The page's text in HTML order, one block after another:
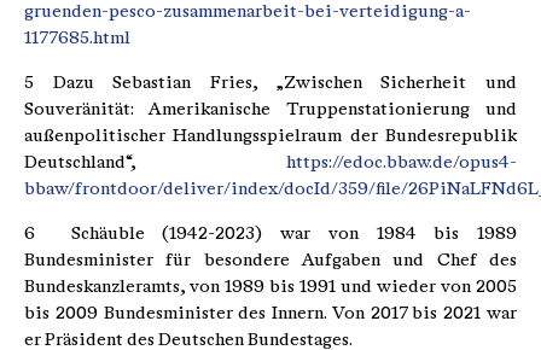
gruenden-pesco-zusammenarbeit-bei-verteidigung-a-
1177685.html
5 Dazu Sebastian Fries, „Zwischen Sicherheit und
Souveränität: Amerikanische Truppenstationierung und
außenpolitischer Handlungsspielraum der Bundesrepublik
Deutschland“, https://edoc.bbaw.de/opus4-
bbaw/frontdoor/deliver/index/docId/359/file/
6 Schäuble (1942-2023) war von 1984 bis 1989
Bundesminister für besondere Aufgaben und Chef des
Bundeskanzleramts, von 1989 bis 1991 und wieder von 2005
bis 2009 Bundesminister des Innern. Von 2017 bis 2021 war
er Präsident des Deutschen Bundestages.